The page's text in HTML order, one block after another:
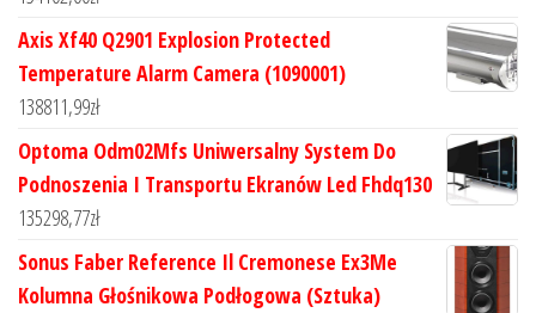
Axis Xf40 Q2901 Explosion Protected
Temperature Alarm Camera (1090001)
138811,99zł
Optoma Odm02Mfs Uniwersalny System Do
Podnoszenia I Transportu Ekranów Led Fhdq130
135298,77zł
Sonus Faber Reference Il Cremonese Ex3Me
Kolumna Głośnikowa Podłogowa (Sztuka)